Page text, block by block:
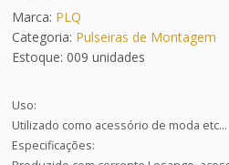
Marca: PLQ
Categoria: Pulseiras de Montagem
Estoque: 009 unidades
Uso:
Utilizado como acessório de moda etc...
Especificações: